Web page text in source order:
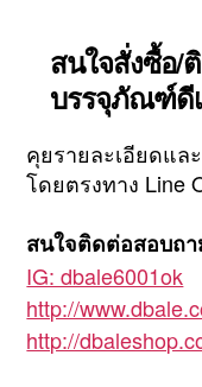
สนใจสั่งซื้อ/
บรรจุภัณฑ์ดี
คุยรายละเอียดแล
โดยตรงทาง Line
สนใจติดต่อสอบถา
IG: dbale6001ok
http://
http://